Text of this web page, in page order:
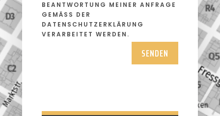
BEANTWORTUNG MEINER ANFRAGE
GEMÄSS DER D
ATENSCHUTZERKLÄRUNG V
ERARBEITET WERDEN.
SENDEN